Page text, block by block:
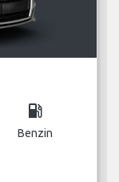
local_gas_station
Benzin